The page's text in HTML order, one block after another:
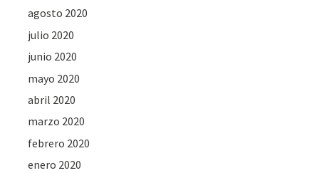
agosto 2020
julio 2020
junio 2020
mayo 2020
abril 2020
marzo 2020
febrero 2020
enero 2020